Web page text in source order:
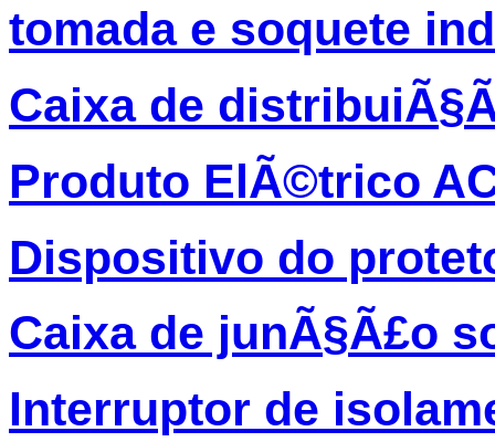
tomada e soquete
Caixa de
Produto ElÃ©trico
Dispositivo do
Caixa de junÃ§Ã£o
Interruptor de